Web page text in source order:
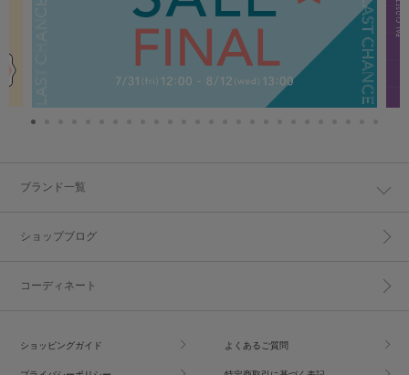
ブランド一覧
ショップブログ
コーディネート
ショッピングガイド よくあるご質問